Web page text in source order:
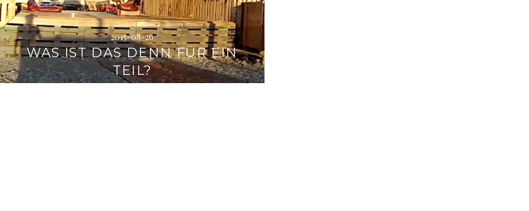
2015-08-26
WAS IST DAS DENN FÜR EIN
TEIL?